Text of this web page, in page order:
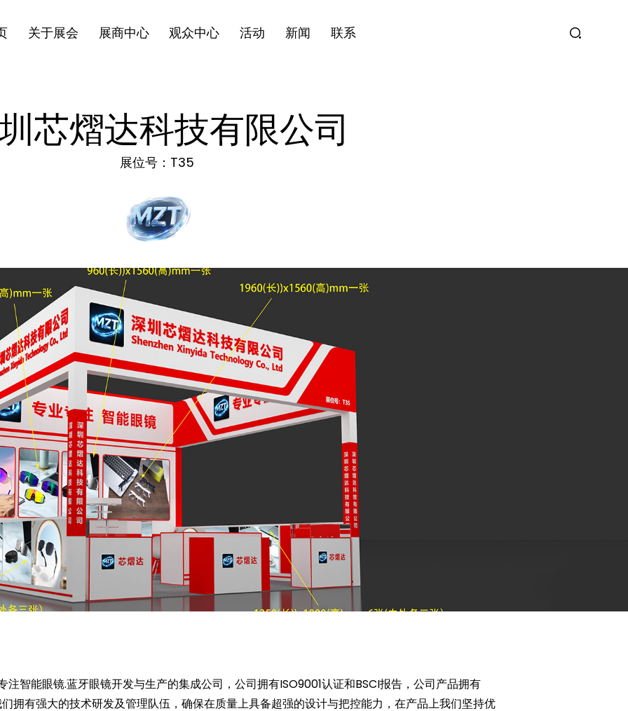
关于展会 展商中心 观众中心 活动 新闻 联系
芯熠达科技有限公司
展位号：T35
智能眼镜.蓝牙眼镜开发与生产的集成公司，公司拥有ISO9001认证和BSCI报告，公司产品拥有
们拥有强大的技术研发及管理队伍，确保在质量上具备超强的设计与把控能力，在产品上我们坚持优